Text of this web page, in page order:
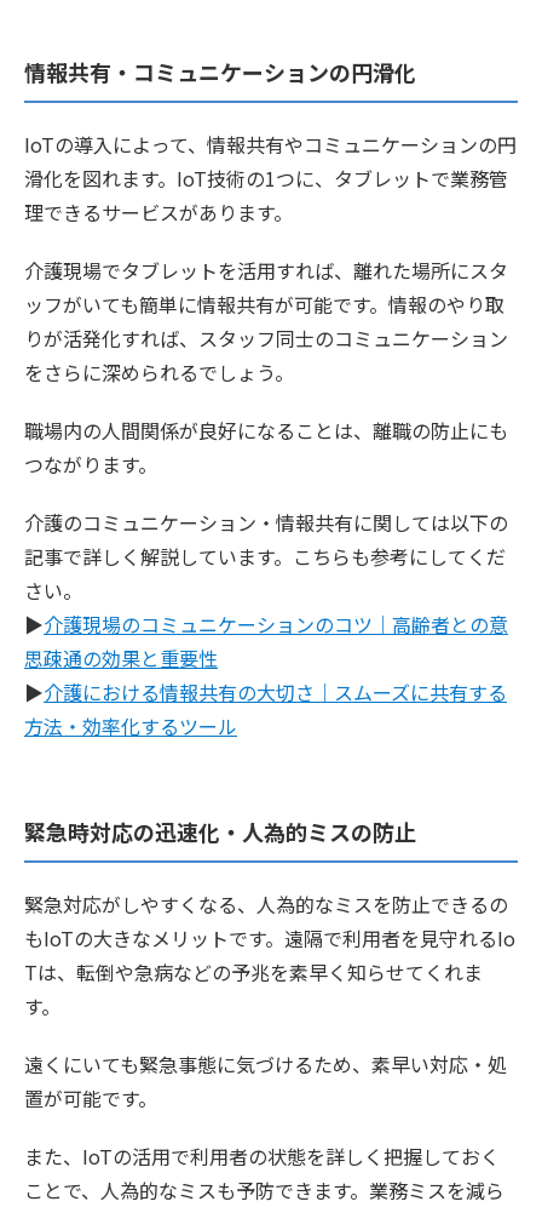
情報共有・コミュニケーションの円滑化
IoTの導入によって、情報共有やコミュニケーションの円
滑化を図れます。IoT技術の1つに、タブレットで業務管
理できるサービスがあります。
介護現場でタブレットを活用すれば、離れた場所にスタ
ッフがいても簡単に情報共有が可能です。情報のやり取
りが活発化すれば、スタッフ同士のコミュニケーション
をさらに深められるでしょう。
職場内の人間関係が良好になることは、離職の防止にも
つながります。
介護のコミュニケーション・情報共有に関しては以下の
記事で詳しく解説しています。こちらも参考にしてくだ
さい。
▶介護現場のコミュニケーションのコツ｜高齢者との意
思疎通の効果と重要性
▶介護における情報共有の大切さ｜スムーズに共有する
方法・効率化するツール
緊急時対応の迅速化・人為的ミスの防止
緊急対応がしやすくなる、人為的なミスを防止できるの
もIoTの大きなメリットです。遠隔で利用者を見守れるIo
Tは、転倒や急病などの予兆を素早く知らせてくれま
す。
遠くにいても緊急事態に気づけるため、素早い対応・処
置が可能です。
また、IoTの活用で利用者の状態を詳しく把握しておく
ことで、人為的なミスも予防できます。業務ミスを減ら